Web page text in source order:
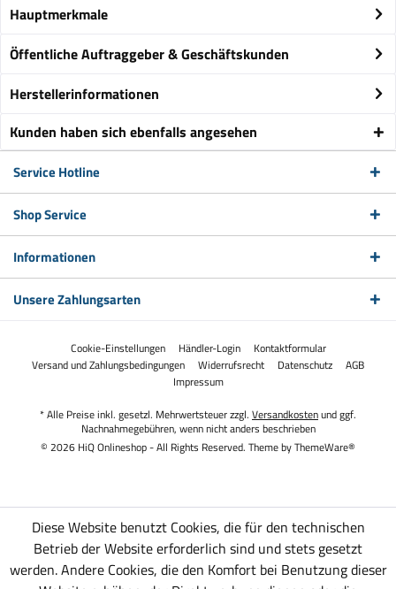
Hauptmerkmale
Öffentliche Auftraggeber & Geschäftskunden
Herstellerinformationen
Kunden haben sich ebenfalls angesehen
Service Hotline
Shop Service
Informationen
Unsere Zahlungsarten
Cookie-Einstellungen Händler-Login
Kontaktformular
Versand und Zahlungsbedingungen
Widerrufsrecht Datenschutz
AGB
Impressum
* Alle Preise inkl. gesetzl. Mehrwertsteuer zzgl. Versandkostenund ggf.
Nachnahmegebühren, wenn nicht anders beschrieben
© 2026 HiQ Onlineshop - All Rights Reserved. Theme byThemeWare®
Diese Website benutzt Cookies, die für den technischen
Betrieb der Website erforderlich sind und stets gesetzt
werden. Andere Cookies, die den Komfort bei Benutzung dieser